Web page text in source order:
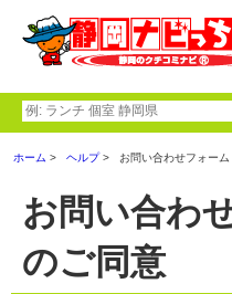
ホーム ヘルプ お問い合わせフォーム
お問い合わ
のご同意